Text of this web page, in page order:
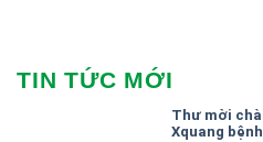
TIN TỨC MỚI
Thư mời
Xquang